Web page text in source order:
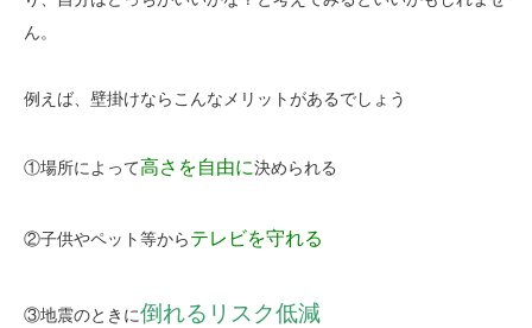
ん。
例えば、壁掛けならこんなメリットがあるでしょう
①場所によって高さを自由に決められる
②子供やペット等からテレビを守れる
③地震のときに倒れるリスク低減